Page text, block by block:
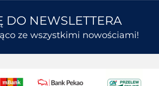
DO NEWSLETTERA
ze wszystkimi nowościami!